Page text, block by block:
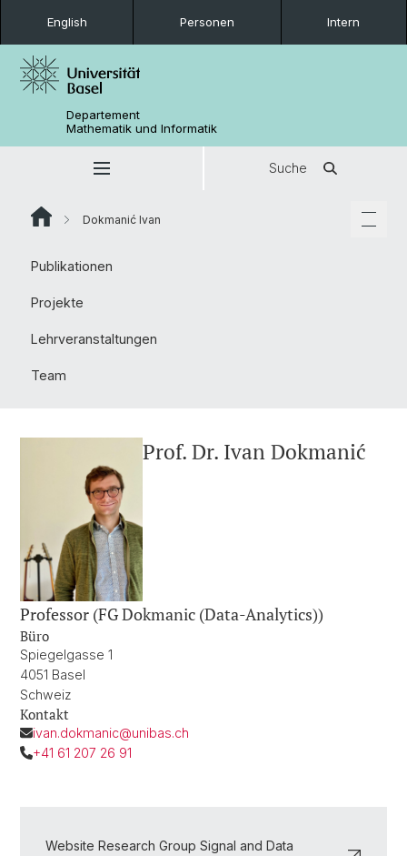
English Personen Intern
Departement
Mathematik und Informatik
Suche
Dokmanić Ivan
Publikationen
Projekte
Lehrveranstaltungen
Team
Prof. Dr. Ivan Dokmanić
Professor (FG Dokmanic (Data-Analytics))
Büro
Spiegelgasse 1
4051 Basel
Schweiz
Kontakt
ivan.dokmanic@unibas.ch
+41 61 207 26 91
Website Research Group Signal and Data